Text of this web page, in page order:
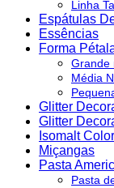
Linha
Espátulas
Essências
Forma
Grande
Média
Glitter
Glitter
Isomalt
Miçangas
Pasta
Pasta